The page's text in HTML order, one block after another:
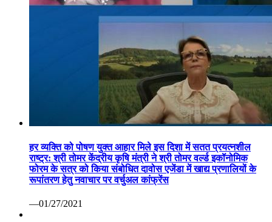
हर व्यक्ति को पोषण युक्त आहार मिले इस दिशा में सतत प्रयत्नशील
राष्ट्र: श्री तोमर केंद्रीय कृषि मंत्री ने श्री तोमर वर्ल्ड इकॉनोमिक
फोरम के सत्र को किया संबोधित दावोस एजेंडा में खाद्य प्रणालियों के
रूपांतरण हेतु नवाचार पर वर्चुअल कांफ्रेंस
—01/27/2021